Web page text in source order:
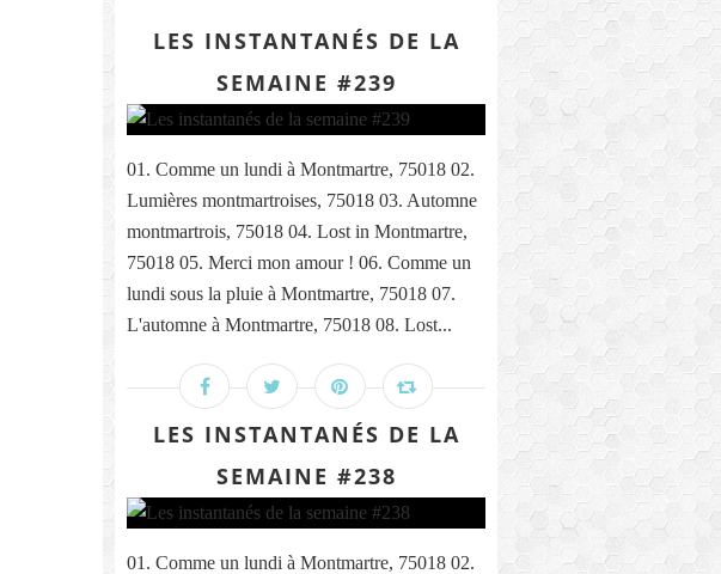
LES INSTANTANÉS DE LA
SEMAINE #239
01. Comme un lundi à Montmartre, 75018 02.
Lumières montmartroises, 75018 03. Automne
montmartrois, 75018 04. Lost in Montmartre,
75018 05. Merci mon amour ! 06. Comme un
lundi sous la pluie à Montmartre, 75018 07.
L'automne à Montmartre, 75018 08. Lost...
LES INSTANTANÉS DE LA
SEMAINE #238
01. Comme un lundi à Montmartre, 75018 02.